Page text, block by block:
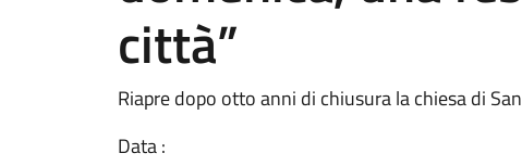
città”
Riapre dopo otto anni di chiusura la chiesa di
Data :